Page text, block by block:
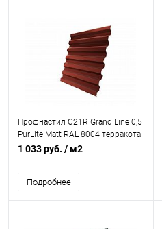
Профнастил С21R Grand Line 0,5
PurLite Matt RAL 8004 терракота
1 033 руб. / м2
Подробнее